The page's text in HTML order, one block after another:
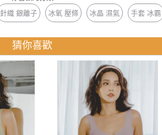
針織 銀離子 冰氧 壓條 冰晶 濕氣 手套 冰霸
猜你喜歡